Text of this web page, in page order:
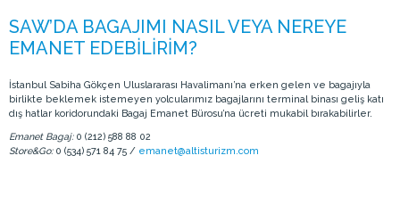
İstanbul Sabiha Gökçen Uluslararası Havalimanı’na erken gelen ve bagajıyla
birlikte beklemek istemeyen yolcularımız bagajlarını terminal binası geliş katı
dış hatlar koridorundaki Bagaj Emanet Bürosu’na ücreti mukabil bırakabilirler.
Emanet Bagaj:0 (212) 588 88 02
Store&Go:0 (534) 571 84 75 / emanet@altisturizm.com